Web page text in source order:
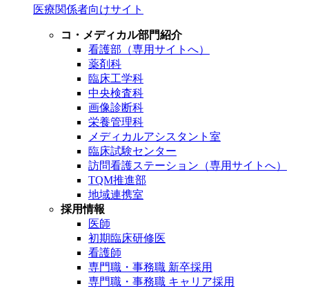
医療関係者向けサイト
コ・メディカル部門紹介
看護部（専用サイトへ）
薬剤科
臨床工学科
中央検査科
画像診断科
栄養管理科
メディカルアシスタント室
臨床試験センター
訪問看護ステーション（専用サイトへ）
TQM推進部
地域連携室
採用情報
医師
初期臨床研修医
看護師
専門職・事務職 新卒採用
専門職・事務職 キャリア採用